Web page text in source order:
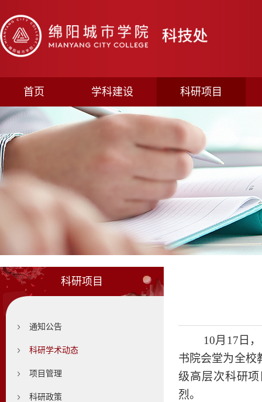
首页 学科建设 科研项目
科研项目
通知公告
科研学术动态
项目管理
科研政策
10月17日 ，
书院会堂为全校
级高层次科研
烈。